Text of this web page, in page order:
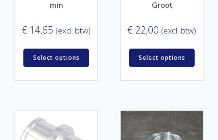
mm
€ 14,65 (excl. btw)
Select options
Groot
€ 22,00 (excl. btw)
Select options